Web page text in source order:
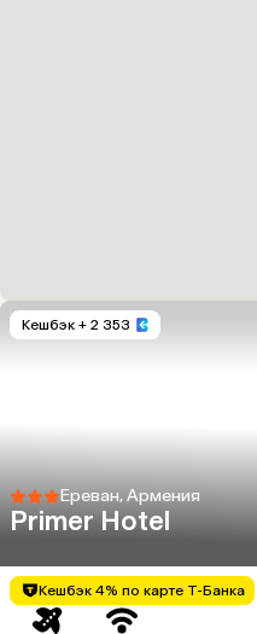
Кешбэк + 2 353
Ереван, Армения
Primer Hotel
Кешбэк 4% по карте Т-Банка